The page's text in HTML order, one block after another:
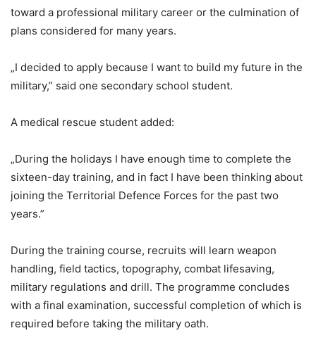
toward a professional military career or the culmination of
plans considered for many years.
„I decided to apply because I want to build my future in the
military,” said one secondary school student.
A medical rescue student added:
„During the holidays I have enough time to complete the
sixteen-day training, and in fact I have been thinking about
joining the Territorial Defence Forces for the past two
years.”
During the training course, recruits will learn weapon
handling, field tactics, topography, combat lifesaving,
military regulations and drill. The programme concludes
with a final examination, successful completion of which is
required before taking the military oath.